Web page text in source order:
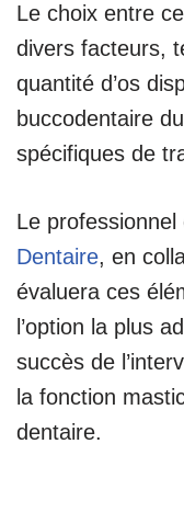
Le choix entre
divers facteurs,
quantité d’os
buccodentaire
spécifiques de
Le
Dentaire, en
évaluera ces
l’option la plus
succès de
la fonction
dentaire.